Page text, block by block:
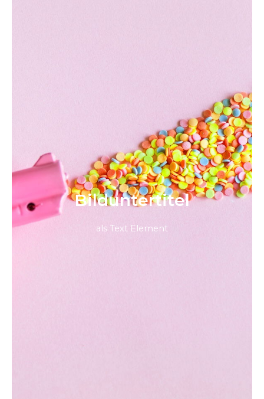
Bild­unter­titel
als Text Element